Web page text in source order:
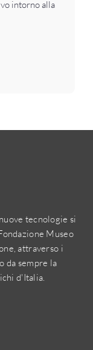
intorno alla
tecnologie si
Museo
attraverso i
da sempre la
d'Italia.